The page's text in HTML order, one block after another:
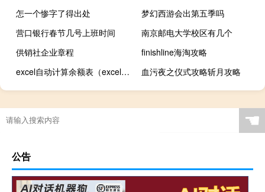
怎一个惨字了得出处
梦幻西游会出第五季吗
营口银行春节几号上班时间
南京邮电大学校区有几个
供销社企业章程
finishline海淘攻略
excel自动计算余额表（excel自动计算年限）
血污夜之仪式攻略斩月攻略
☚
公告